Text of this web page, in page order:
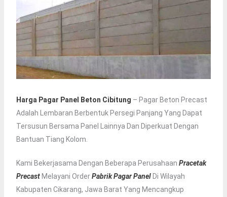
Harga Pagar Panel Beton Cibitung – Pagar Beton Precast
Adalah Lembaran Berbentuk Persegi Panjang Yang Dapat
Tersusun Bersama Panel Lainnya Dan Diperkuat Dengan
Bantuan Tiang Kolom.
Kami Bekerjasama Dengan Beberapa Perusahaan Pracetak
PrecastMelayani OrderPabrik Pagar PanelDi Wilayah
Kabupaten Cikarang, Jawa Barat Yang Mencangkup